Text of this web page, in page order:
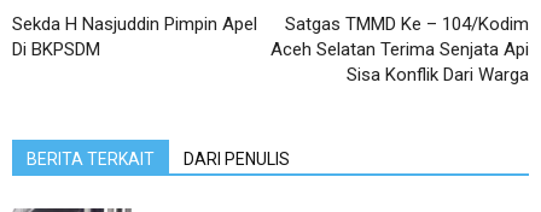
Sekda H Nasjuddin Pimpin Apel
Di BKPSDM
Satgas TMMD Ke – 104/Kodim
Aceh Selatan Terima Senjata Api
Sisa Konflik Dari Warga
BERITA TERKAIT DARI PENULIS